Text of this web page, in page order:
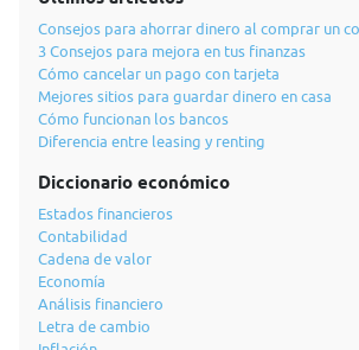
Consejos para ahorrar dinero al comprar un
3 Consejos para mejora en tus finanzas
Cómo cancelar un pago con tarjeta
Mejores sitios para guardar dinero en casa
Cómo funcionan los bancos
Diferencia entre leasing y renting
Diccionario económico
Estados financieros
Contabilidad
Cadena de valor
Economía
Análisis financiero
Letra de cambio